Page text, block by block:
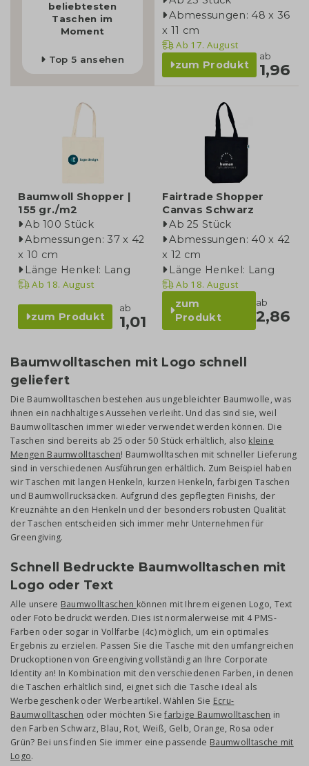
beliebtesten
Taschen im
Moment
Top 5 ansehen
Abmessungen: 48 x 36
x 11 cm
Ab 17. August
zum Produkt
ab
1,96
Baumwoll Shopper |
155 gr./m2
Ab 100 Stück
Abmessungen: 37 x 42
x 10 cm
Länge Henkel: Lang
Ab 18. August
zum Produkt
ab
1,01
Fairtrade Shopper
Canvas Schwarz
Ab 25 Stück
Abmessungen: 40 x 42
x 12 cm
Länge Henkel: Lang
Ab 18. August
zum
Produkt
ab
2,86
Baumwolltaschen mit Logo schnell
geliefert
Die Baumwolltaschen bestehen aus ungebleichter Baumwolle, was
ihnen ein nachhaltiges Aussehen verleiht. Und das sind sie, weil
Baumwolltaschen immer wieder verwendet werden können. Die
Taschen sind bereits ab 25 oder 50 Stück erhältlich, also kleine
Mengen Baumwolltaschen! Baumwolltaschen mit schneller Lieferung
sind in verschiedenen Ausführungen erhältlich. Zum Beispiel haben
wir Taschen mit langen Henkeln, kurzen Henkeln, farbigen Taschen
und Baumwollrucksäcken. Aufgrund des gepflegten Finishs, der
Kreuznähte an den Henkeln und der besonders robusten Qualität
der Taschen entscheiden sich immer mehr Unternehmen für
Greengiving.
Schnell Bedruckte Baumwolltaschen mit
Logo oder Text
Alle unsere Baumwolltaschen können mit Ihrem eigenen Logo, Text
oder Foto bedruckt werden. Dies ist normalerweise mit 4 PMS-
Farben oder sogar in Vollfarbe (4c) möglich, um ein optimales
Ergebnis zu erzielen. Passen Sie die Tasche mit den umfangreichen
Druckoptionen von Greengiving vollständig an Ihre Corporate
Identity an! In Kombination mit den verschiedenen Farben, in denen
die Taschen erhältlich sind, eignet sich die Tasche ideal als
Werbegeschenk oder Werbeartikel. Wählen Sie Ecru-
Baumwolltaschen oder möchten Siefarbige Baumwolltaschen in
den Farben Schwarz, Blau, Rot, Weiß, Gelb, Orange, Rosa oder
Grün? Bei uns finden Sie immer eine passende Baumwolltasche mit
Logo.